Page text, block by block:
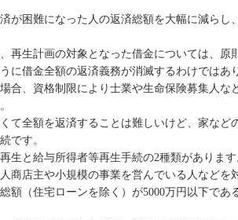
が困難になった人の返済総額を大幅に減ら
再生計画の対象となった借金については、原
に借金全額の返済義務が消滅するわけでは
合、資格制限により士業や生命保険募集人
て全額を返済することは難しいけど、家な
です。
生と給与所得者等再生手続の2種類があります
商店主や小規模の事業を営んでいる人などを
額（住宅ローンを除く）が5000万円以下で